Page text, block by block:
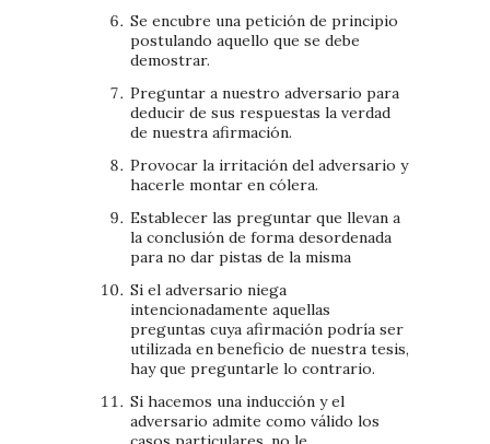
Se encubre una petición de principio
postulando aquello que se debe
demostrar.
Preguntar a nuestro adversario para
deducir de sus respuestas la verdad
de nuestra afirmación.
Provocar la irritación del adversario y
hacerle montar en cólera.
Establecer las preguntar que llevan a
la conclusión de forma desordenada
para no dar pistas de la misma
Si el adversario niega
intencionadamente aquellas
preguntas cuya afirmación podría ser
utilizada en beneficio de nuestra tesis,
hay que preguntarle lo contrario.
Si hacemos una inducción y el
adversario admite como válido los